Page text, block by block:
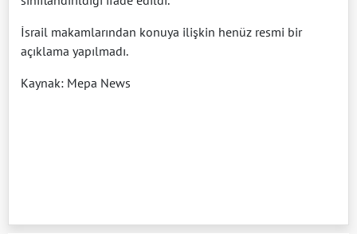
İsrail makamlarından konuya ilişkin henüz resmi bir
açıklama yapılmadı.
Kaynak: Mepa News